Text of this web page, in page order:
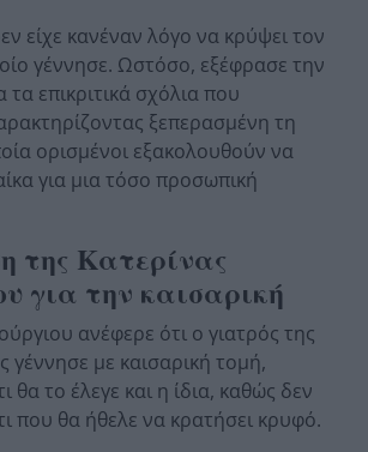
είχε κανέναν λόγο να κρύψει τον
γέννησε. Ωστόσο, εξέφρασε την
τα επικριτικά σχόλια που
ξεπερασμένη τη
ορισμένοι εξακολουθούν να
για μια τόσο προσωπική
της Κατερίνας
για την καισαρική
ανέφερε ότι ο γιατρός της
γέννησε με καισαρική τομή,
θα το έλεγε και η ίδια, καθώς δεν
που θα ήθελε να κρατήσει κρυφό.